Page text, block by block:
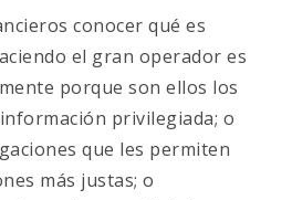
conocer qué es
el gran operador es
porque son ellos los
privilegiada; o
que les permiten
más justas; o